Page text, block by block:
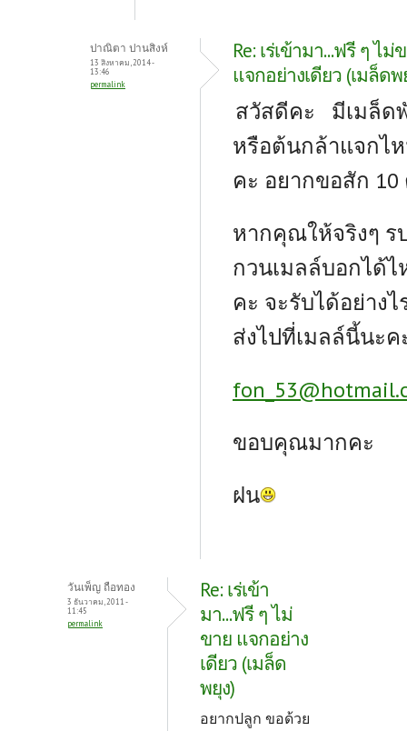
ปาณิตา ปานสิงห์
13 สิงหาคม, 2014 -
13:46
permalink
Re: เร่เข้ามา...ฟรี ๆ ไม่
แจกอย่างเดียว (เมล็ดพ
สวัสดีคะ มีเมล็ด
หรือต้นกล้าแจกไ
คะ อยากขอสัก 10
หากคุณให้จริงๆ ร
กวนเมลล์บอกได้ไ
คะ จะรับได้อย่างไ
ส่งไปที่เมลล์นี้นะค
ขอบคุณมากคะ
ฝน
วันเพ็ญ ถือทอง
3 ธันวาคม, 2011 -
11:45
permalink
Re: เร่เข้า
มา...ฟรี ๆ ไม่
ขาย แจกอย่าง
เดียว (เมล็ด
พยุง)
อยากปลูก ขอด้วย